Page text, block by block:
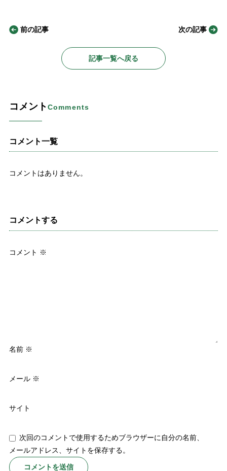
前の記事
記事一覧へ戻る
次の記事
コメントComments
コメント一覧
コメントはありません。
コメントする
コメント ※
名前 ※
メール ※
サイト
次回のコメントで使用するためブラウザーに自分の名前、
メールアドレス、サイトを保存する。